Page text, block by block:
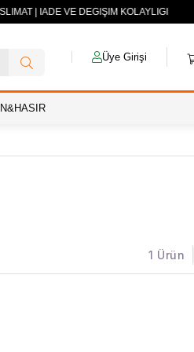
| İADE VE DEĞİŞİM KOLAYLIĞI
Üye Girişi
1 Ürün